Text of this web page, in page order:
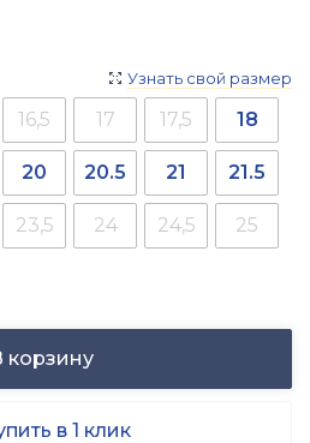
 Узнать свой размер
16,5 17 17,5 18
20 20.5 21 21.5
23,5 24 24,5 25
корзину
в 1 клик